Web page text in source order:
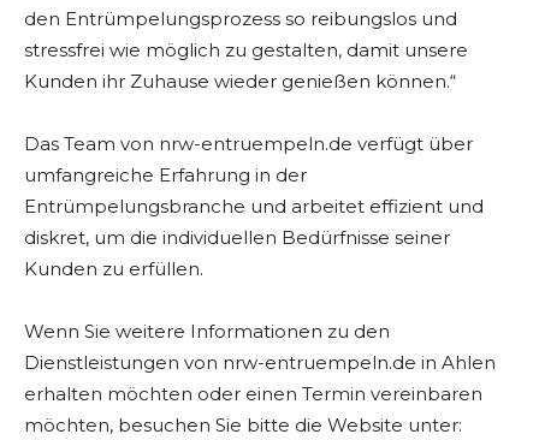
den Entrümpelungsprozess so reibungslos und
stressfrei wie möglich zu gestalten, damit unsere
Kunden ihr Zuhause wieder genießen können.“
Das Team von nrw-entruempeln.de verfügt über
umfangreiche Erfahrung in der
Entrümpelungsbranche und arbeitet effizient und
diskret, um die individuellen Bedürfnisse seiner
Kunden zu erfüllen.
Wenn Sie weitere Informationen zu den
Dienstleistungen von nrw-entruempeln.de in Ahlen
erhalten möchten oder einen Termin vereinbaren
möchten, besuchen Sie bitte die Website unter: